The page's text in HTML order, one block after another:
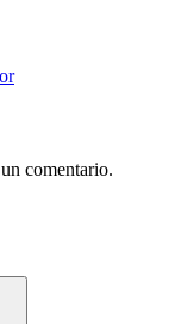
comentario.